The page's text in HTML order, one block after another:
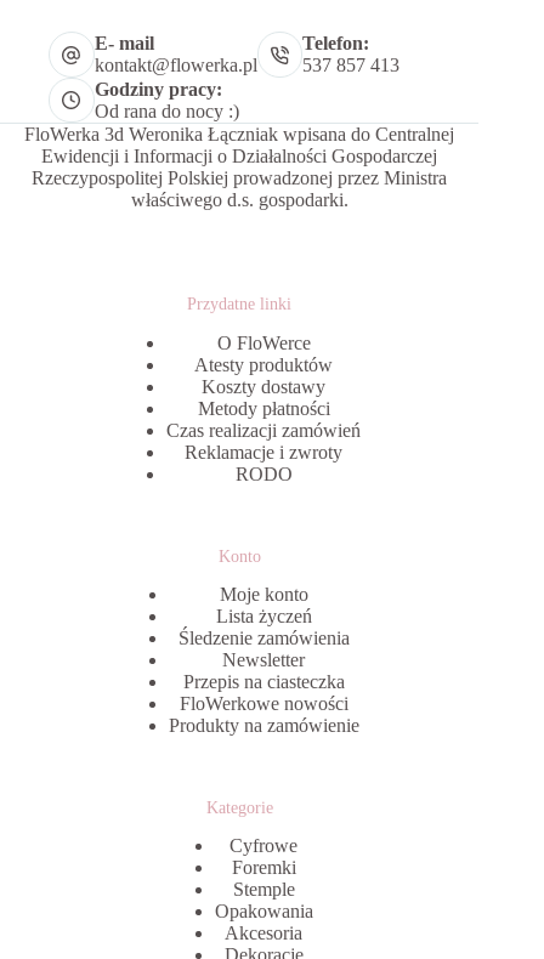
E- mail
kontakt@flowerka.pl
Telefon:
537 857 413
Godziny pracy:
Od rana do nocy :)
FloWerka 3d Weronika Łączniak wpisana do Centralnej
Ewidencji i Informacji o Działalności Gospodarczej
Rzeczypospolitej Polskiej prowadzonej przez Ministra
właściwego d.s. gospodarki.
Przydatne linki
O FloWerce
Atesty produktów
Koszty dostawy
Metody płatności
Czas realizacji zamówień
Reklamacje i zwroty
RODO
Konto
Moje konto
Lista życzeń
Śledzenie zamówienia
Newsletter
Przepis na ciasteczka
FloWerkowe nowości
Produkty na zamówienie
Kategorie
Cyfrowe
Foremki
Stemple
Opakowania
Akcesoria
Dekoracje